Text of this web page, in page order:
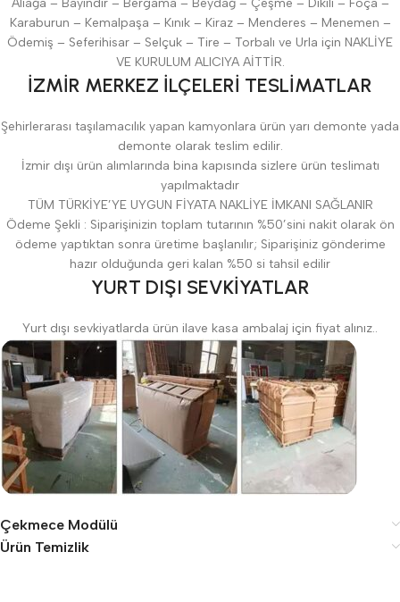
Karaburun – Kemalpaşa – Kınık – Kiraz – Menderes – Menemen –
Ödemiş – Seferihisar – Selçuk – Tire – Torbalı ve Urla için NAKLİYE
VE KURULUM ALICIYA AİTTİR.
İZMİR MERKEZ İLÇELERİ TESLİMATLAR
Şehirlerarası taşılamacılık yapan kamyonlara ürün yarı demonte yada
demonte olarak teslim edilir.
İzmir dışı ürün alımlarında bina kapısında sizlere ürün teslimatı
yapılmaktadır
TÜM TÜRKİYE’YE UYGUN FİYATA NAKLİYE İMKANI SAĞLANIR
Ödeme Şekli : Siparişinizin toplam tutarının %50’sini nakit olarak ön
ödeme yaptıktan sonra üretime başlanılır; Siparişiniz gönderime
hazır olduğunda geri kalan %50 si tahsil edilir
YURT DIŞI SEVKİYATLAR
Yurt dışı sevkiyatlarda ürün ilave kasa ambalaj için fiyat alınız..
Çekmece Modülü
Ürün Temizlik